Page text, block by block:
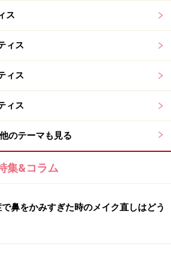
、「
」。こちらは不名
二の腕」のプヨプヨ「
。
われにくいのが、この「
上腕三頭
するのは、腕立て伏せや重いもの
でこの筋肉を使う機会はとても稀
うか。具体的には、図のように肘を
を伸ばす時や、さらに腕を後ろに
します。
ス
ィス
ィス
ィス
他のテーマも見る
集&コラム
鼻をかみすぎた時のメイク直しはどう